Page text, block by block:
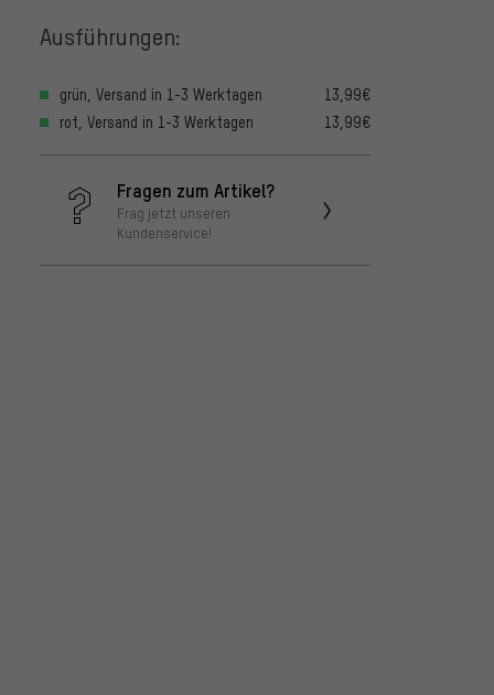
Ausführungen:
grün, Versand in 1-3 Werktagen
13,99€
rot, Versand in 1-3 Werktagen
13,99€
Fragen zum Artikel?
Frag jetzt unseren
Kundenservice!